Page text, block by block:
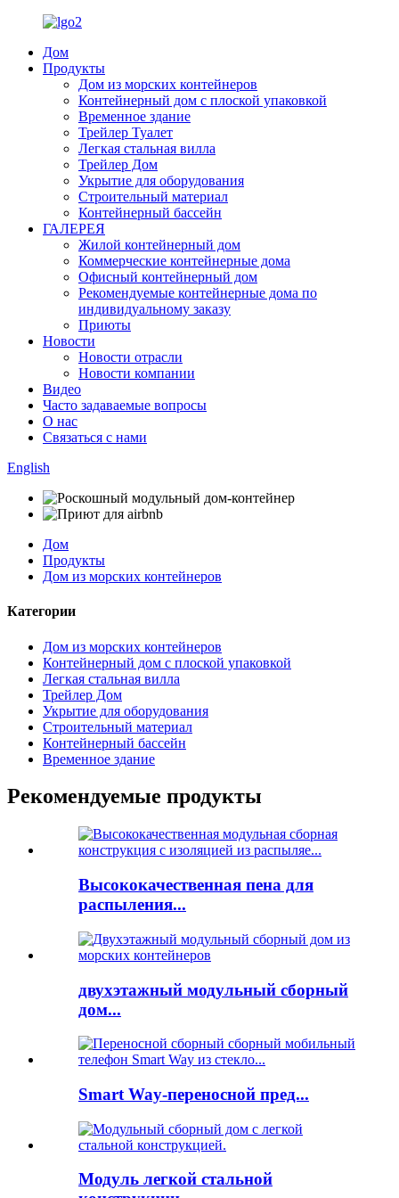
Дом
Продукты
Дом из морских контейнеров
Контейнерный дом с плоской упаковкой
Временное здание
Трейлер Туалет
Легкая стальная вилла
Трейлер Дом
Укрытие для оборудования
Строительный материал
Контейнерный бассейн
ГАЛЕРЕЯ
Жилой контейнерный дом
Коммерческие контейнерные дома
Офисный контейнерный дом
Рекомендуемые контейнерные дома по
индивидуальному заказу
Приюты
Новости
Новости отрасли
Новости компании
Видео
Часто задаваемые вопросы
О нас
Связаться с нами
English
Дом
Продукты
Дом из морских контейнеров
Категории
Дом из морских контейнеров
Контейнерный дом с плоской упаковкой
Легкая стальная вилла
Трейлер Дом
Укрытие для оборудования
Строительный материал
Контейнерный бассейн
Временное здание
Рекомендуемые продукты
Высококачественная пена для
распыления...
двухэтажный модульный сборный
дом...
Smart Way-переносной пред...
Модуль легкой стальной